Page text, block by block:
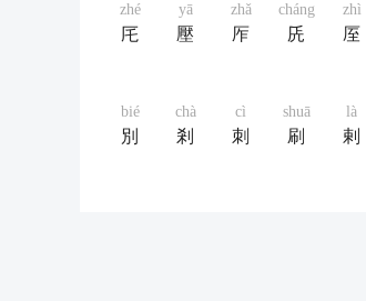
zhé
厇
yā
壓
zhǎ
厏
cháng
兏
zhì
厔
bié
別
chà
剎
cì
刺
shuā
刷
là
剌